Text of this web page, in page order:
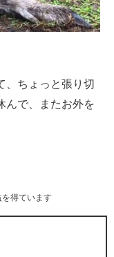
ちょっと張り切
で、またお外を
得ています